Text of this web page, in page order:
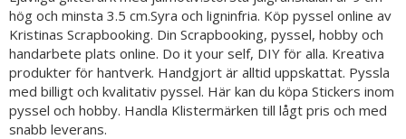
hög och minsta 3.5 cm.Syra och ligninfria. Köp pyssel online av
Kristinas Scrapbooking. Din Scrapbooking, pyssel, hobby och
handarbete plats online. Do it your self, DIY för alla. Kreativa
produkter för hantverk. Handgjort är alltid uppskattat. Pyssla
med billigt och kvalitativ pyssel. Här kan du köpa Stickers inom
pyssel och hobby. Handla Klistermärken till lågt pris och med
snabb leverans.